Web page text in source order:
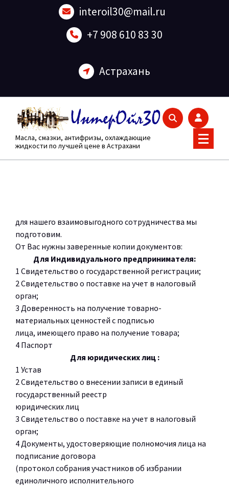
interoil30@mail.ru
+7 908 610 83 30
Астрахань
Масла, смазки, антифризы, охлаждающие
жидкости по лучшей цене в Астрахани
для нашего взаимовыгодного сотрудничества мы
подготовим.
От Вас нужны заверенные копии документов:
Для Индивидуального предпринимателя:
1 Свидетельство о государственной регистрации;
2 Свидетельство о поставке на учет в налоговый
орган;
3 Доверенность на получение товарно-
материальных ценностей с подписью
лица, имеющего право на получение товара;
4 Паспорт
Для юридических лиц :
1 Устав
2 Свидетельство о внесении записи в единый
государственный реестр
юридических лиц
3 Свидетельство о поставке на учет в налоговый
орган;
4 Документы, удостоверяющие полномочия лица на
подписание договора
(протокол собрания участников об избрании
единоличного исполнительного